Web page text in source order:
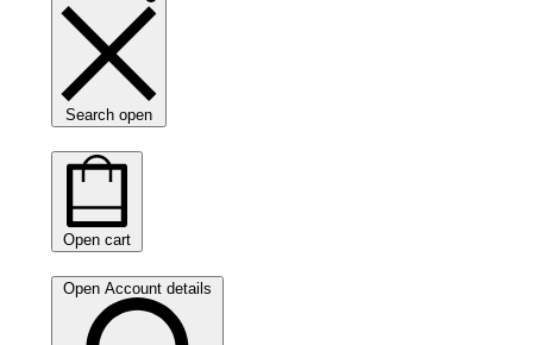
Search open
Open cart
Open Account details